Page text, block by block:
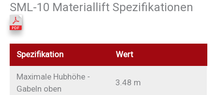
SML-10 Materiallift Spezifikationen
Spezifikation Wert
Maximale Hubhöhe -
Gabeln oben
3.48 m